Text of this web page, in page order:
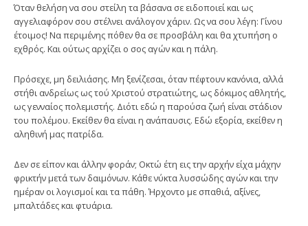
Όταν θελήση να σου στείλη τα βάσανα σε ειδοποιεί και ως
αγγελιαφόρον σου στέλνει ανάλογον χάριν. Ως να σου λέγη: Γίνου
έτοιμος! Να περιμένης πόθεν θα σε προσβάλη και θα χτυπήση ο
εχθρός. Και ούτως αρχίζει ο σος αγών και η πάλη.
Πρόσεχε, μη δειλιάσης. Μη ξενίζεσαι, όταν πέ­φτουν κανόνια, αλλά
στήθι ανδρείως ως τού Χριστού στρατιώτης, ως δόκιμος αθλητής,
ως γενναίος πολεμιστής. Διότι εδώ η παρούσα ζωή είναι στάδιον
του πολέμου. Εκείθεν θα είναι η ανάπαυσις. Εδώ εξο­ρία, εκείθεν η
αληθινή μας πατρίδα.
Δεν σε είπον και άλλην φοράν; Οκτώ έτη εις την αρχήν είχα μάχην
φρικτήν μετά των δαιμόνων. Κάθε νύκτα λυσσώδης αγών και την
ημέραν οι λογισμοί και τα πάθη. Ήρχοντο με σπαθιά, αξίνες,
μπαλτάδες και φτυάρια.